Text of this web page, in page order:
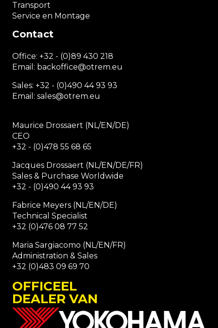
Contact
Office: +32 - (0)89 430 218
Email: backoffice@otrem.eu
Sales: +32 - (0)490 44 93 93
Email: sales@otrem.eu
Maurice Drossaert (NL/EN/DE)
CEO
+32 - (0)478 55 68 65
Jacques Drossaert (NL/EN/DE/FR)
Sales & Purchase Worldwide
+32 - (0)490 44 93 93
Fabrice Meyers (NL/EN/DE)
Technical Specialist
+32 (0)476 08 77 52
Maria Sargiacomo (NL/EN/FR)
Administration & Sales
+32 (0)483 09 69 70
Transport
Service en Montage
OFFICEEL
DEALER VAN